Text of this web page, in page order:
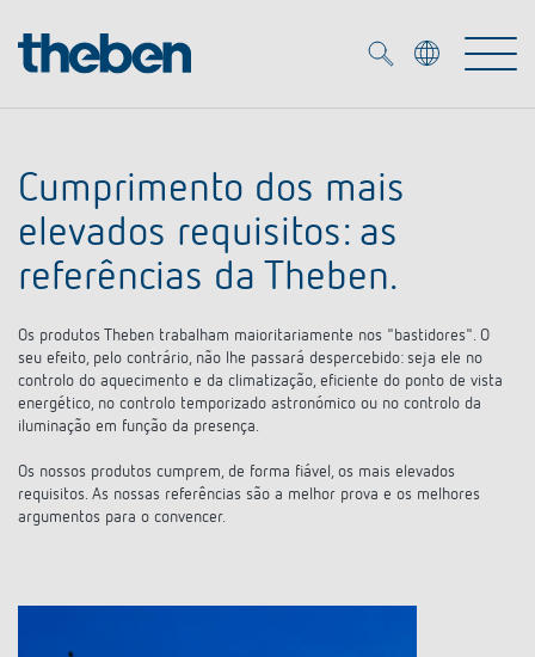
Produtos
KNX
Smart Home
DALI
Detetores de presença e movimentos
Foco LED
Serviço
Biblioteca de mídia
Seminários técnicos
Soluções
Sistema de casa inteligente LUXORliving
Projetores de LED
Medição inteligente
Empresa
Theben AG
Contacto
Cumprimento dos mais
elevados requisitos: as
referências da Theben.
Os produtos Theben trabalham maioritariamente nos "bastidores". O
seu efeito, pelo contrário, não lhe passará despercebido: seja ele no
controlo do aquecimento e da climatização, eficiente do ponto de vista
energético, no controlo temporizado astronómico ou no controlo da
iluminação em função da presença.
Os nossos produtos cumprem, de forma fiável, os mais elevados
requisitos. As nossas referências são a melhor prova e os melhores
argumentos para o convencer.